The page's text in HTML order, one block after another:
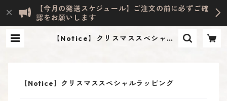
【今月の発送スケジュール】ご注文の前に必ずご確
認をお願いします
【Notice】クリスマススペシャル
【Notice】クリスマススペシャルラッピング